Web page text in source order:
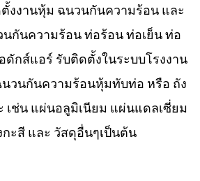
งงานหุ้ม ฉนวนกันความร้อน และ
กันความร้อน ท่อร้อน ท่อเย็น ท่อ
ดักส์แอร์ รับติดตั้งในระบบโรงงาน
วนกันความร้อนหุ้มทับท่อ หรือ ถัง
ช่น แผ่นอลูมิเนียม แผ่นแดลเซี่ยม
ะสี และ วัสดุอื่นๆเป็นต้น